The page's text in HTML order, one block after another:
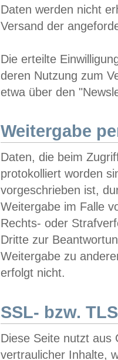
Daten werden nicht
Versand der
Die erteilte
deren Nutzung zum
etwa über den
Weitergabe
Daten, die beim
protokolliert worden
vorgeschrieben ist,
Weitergabe im Falle
Rechts- oder
Dritte zur
Weitergabe zu
erfolgt nicht.
SSL- bzw.
Diese Seite nutzt aus
vertraulicher Inhalte,